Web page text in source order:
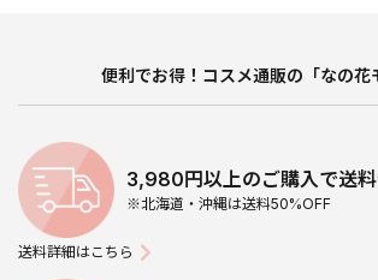
便利でお得！コスメ通販の「なの花
3,980円以上のご購入で送
※北海道・沖縄は送料50%OFF
送料詳細はこちら